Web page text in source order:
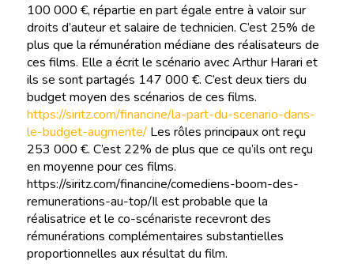
100 000 €, répartie en part égale entre à valoir sur
droits d’auteur et salaire de technicien. C’est 25% de
plus que la rémunération médiane des réalisateurs de
ces films. Elle a écrit le scénario avec Arthur Harari et
ils se sont partagés 147 000 €. C’est deux tiers du
budget moyen des scénarios de ces films.
https://siritz.com/financine/la-part-du-scenario-dans-
le-budget-augmente/Les rôles principaux ont reçu
253 000 €. C’est 22% de plus que ce qu’ils ont reçu
en moyenne pour ces films.
https://siritz.com/financine/comediens-boom-des-
remunerations-au-top/Il est probable que la
réalisatrice et le co-scénariste recevront des
rémunérations complémentaires substantielles
proportionnelles aux résultat du film.